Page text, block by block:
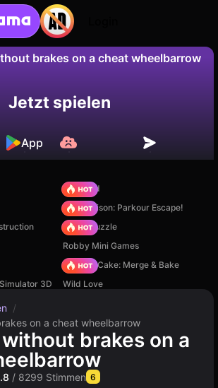
brakes on a cheat wheelbarrow
Nein
Jetzt spielen
App
TB World
Barry Prison: Parkour Escape!
Arrow Puzzle
Robby Mini Games
Piece of Cake: Merge & Bake
3D
Wild Love
/
on a cheat wheelbarrow
brakes on a
/ 8299 Stimmen 6